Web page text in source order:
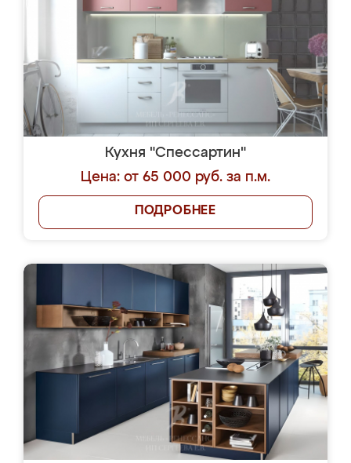
Кухня "Спессартин"
Цена: от 65 000 руб. за п.м.
ПОДРОБНЕЕ